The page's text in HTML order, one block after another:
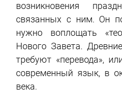
возникновения
связанных с ним. Он
нужно воплощать
Нового Завета.
требуют «перевода»,
современный язык, в
века.